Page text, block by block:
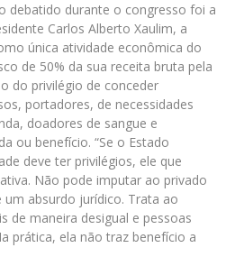
debatido durante o congresso foi a
Carlos Alberto Xaulim, a
única atividade econômica do
de 50% da sua receita bruta pela
do privilégio de conceder
portadores, de necessidades
doadores de sangue e
ou benefício. “Se o Estado
deve ter privilégios, ele que
Não pode imputar ao privado
um absurdo jurídico. Trata ao
de maneira desigual e pessoas
prática, ela não traz benefício a